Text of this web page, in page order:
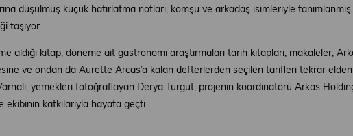
düşülmüş küçük hatırlatma notları, komşu ve arkadaş isimleriyle
taşıyor.
aldığı kitap; döneme ait gastronomi araştırmaları tarih kitapları, makaleler,
ve ondan da Aurette Arcas’a kalan defterlerden seçilen tarifleri tekrar
yemekleri fotoğraflayan Derya Turgut, projenin koordinatörü Arkas
katkılarıyla hayata geçti.